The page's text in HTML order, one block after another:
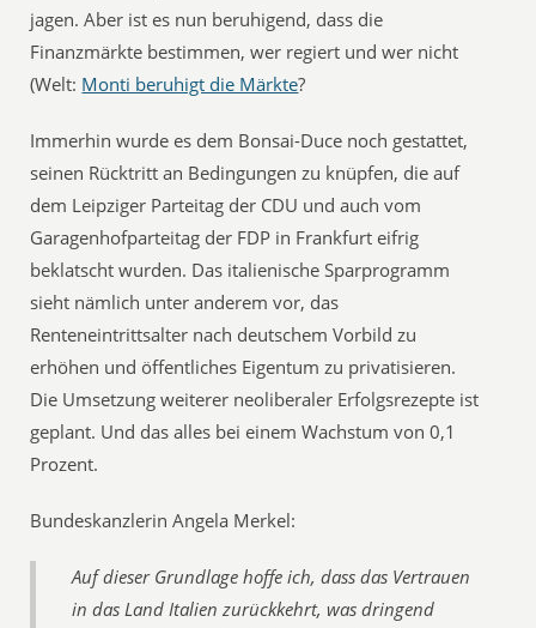
jagen. Aber ist es nun beruhigend, dass die
Finanzmärkte bestimmen, wer regiert und wer nicht
(Welt:  Monti beruhigt die Märkte?
Immerhin wurde es dem Bonsai-Duce noch gestattet,
seinen Rücktritt an Bedingungen zu knüpfen, die auf
dem Leipziger Parteitag der CDU und auch vom
Garagenhofparteitag der FDP in Frankfurt eifrig
beklatscht wurden. Das italienische Sparprogramm
sieht nämlich unter anderem vor, das
Renteneintrittsalter nach deutschem Vorbild zu
erhöhen und öffentliches Eigentum zu privatisieren.
Die Umsetzung weiterer neoliberaler Erfolgsrezepte ist
geplant. Und das alles bei einem Wachstum von 0,1
Prozent.
Bundeskanzlerin Angela Merkel:
Auf dieser Grundlage hoffe ich, dass das Vertrauen
in das Land Italien zurückkehrt, was dringend